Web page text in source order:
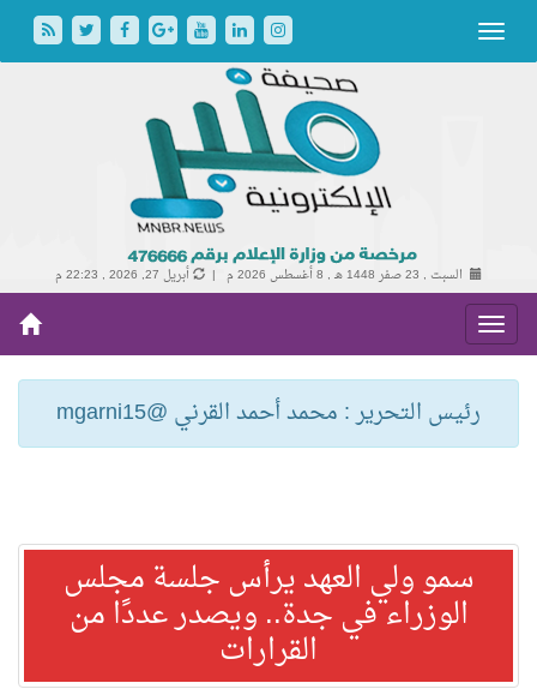
السبت , 23 صفر 1448 هـ , 8 أغسطس 2026 م | أبريل 27, 2026 , 22:23 م
رئيس التحرير : محمد أحمد القرني @mgarni15
سمو ولي العهد يرأس جلسة مجلس
الوزراء في جدة.. ويصدر عددًا من
القرارات